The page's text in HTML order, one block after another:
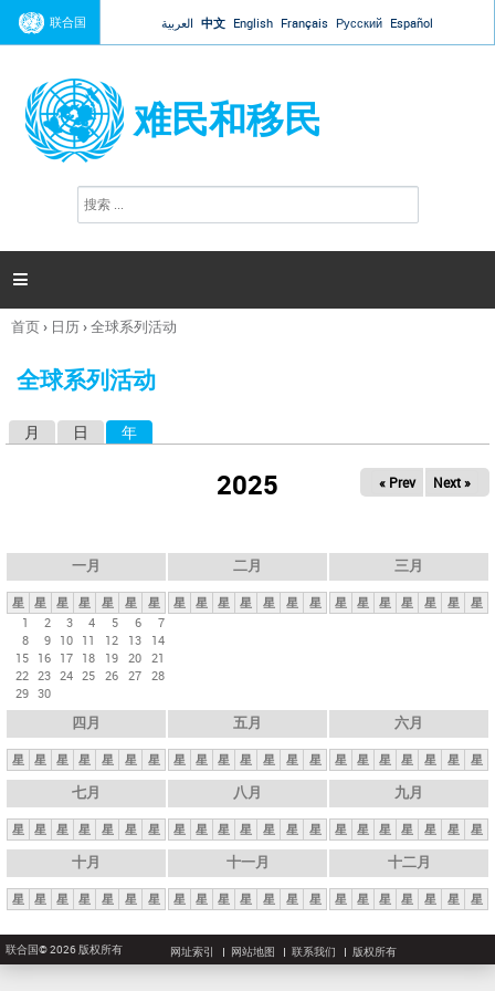
Jump to navigation
联合国 العربية 中文 English Français Русский Español
难民和移民
搜
索

你
这
首页› 日历›全球系列活动
全球系列活动
月 日 年
2025 « Prev Next »
一月
星 星 星 星 星 星
星
1
2 3 4 5 6
7
8
9 10 11 12 13
14
15 16 17 18 19 20 21
22 23 24 25 26 27 28
29 30
二月
星 星 星 星 星 星 星
三月
星 星 星 星 星 星 星
四月
星 星 星 星 星 星 星
五月
星 星 星 星 星 星 星
六月
星 星 星 星 星 星 星
七月
星 星 星 星 星 星 星
八月
星 星 星 星 星 星 星
九月
星 星 星 星 星 星 星
十月
星 星 星 星 星 星 星
十一月
星 星 星 星 星 星 星
十二月
星 星 星 星 星 星 星
联合国© 2026 版权所有 网址索引 网站地图 联系我们 版权所有